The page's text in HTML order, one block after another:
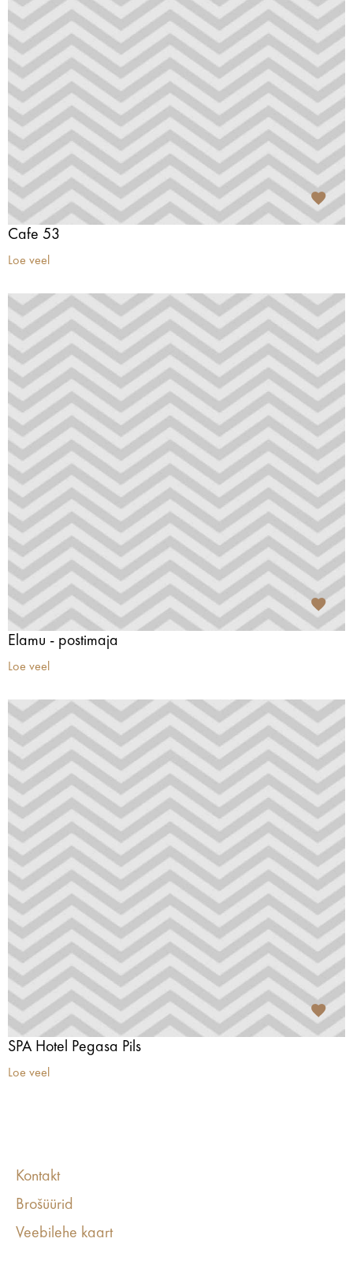
Cafe 53
Loe veel
Elamu - postimaja
Loe veel
SPA Hotel Pegasa Pils
Loe veel
Kontakt
Brošüürid
Veebilehe kaart